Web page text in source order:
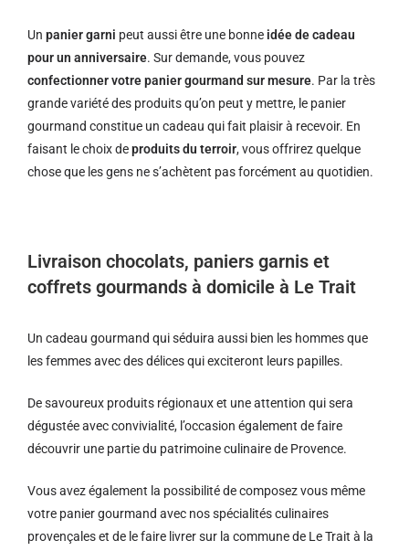
Un panier garni peut aussi être une bonne idée de cadeau
pour un anniversaire. Sur demande, vous pouvez
confectionner votre panier gourmand sur mesure. Par la très
grande variété des produits qu’on peut y mettre, le panier
gourmand constitue un cadeau qui fait plaisir à recevoir. En
faisant le choix deproduits du terroir, vous offrirez quelque
chose que les gens ne s’achètent pas forcément au quotidien.
Livraison chocolats, paniers garnis et
coffrets gourmands à domicile à Le Trait
Un cadeau gourmand qui séduira aussi bien les hommes que
les femmes avec des délices qui exciteront leurs papilles.
De savoureux produits régionaux et une attention qui sera
dégustée avec convivialité, l’occasion également de faire
découvrir une partie du patrimoine culinaire de Provence.
Vous avez également la possibilité de composez vous même
votre panier gourmand avec nos spécialités culinaires
provençales et de le faire livrer sur la commune de Le Trait à la